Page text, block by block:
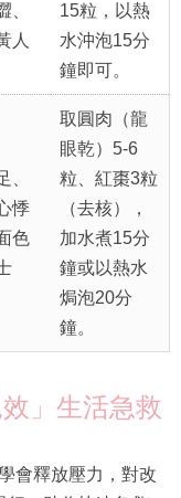
、
人
15粒，以熱
水沖泡15分
鐘即可。
、
悸
色
取圓肉（龍
眼乾）5-6
粒、紅棗3粒
（去核），
加水煮15分
鐘或以熱水
焗泡20分
鐘。
」生活急救
會釋放壓力，對改